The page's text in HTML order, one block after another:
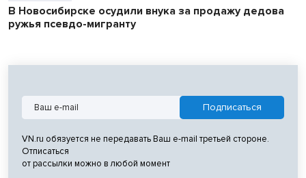
В Новосибирске осудили внука за продажу дедова
ружья псевдо-мигранту
VN.ru обязуется не передавать Ваш e-mail третьей стороне.
Отписаться
от рассылки можно в любой момент